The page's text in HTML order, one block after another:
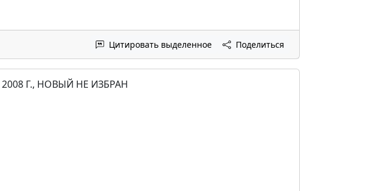
Цитировать выделенное Поделиться
Г., НОВЫЙ НЕ ИЗБРАН